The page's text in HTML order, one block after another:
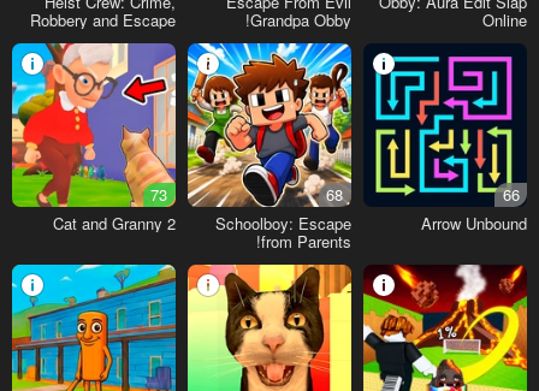
Online
Grandpa Obby!
Robbery and Escape
66
Arrow Unbound
68
Schoolboy: Escape
from Parents!
73
Cat and Granny 2